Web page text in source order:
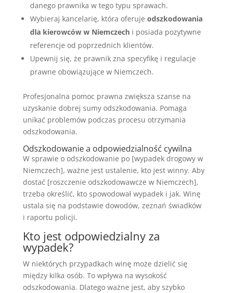
danego prawnika w tego typu sprawach.
Wybieraj kancelarię, która oferuje odszkodowania
dla kierowców w Niemczechi posiada pozytywne
referencje od poprzednich klientów.
Upewnij się, że prawnik zna specyfikę i regulacje
prawne obowiązujące w Niemczech.
Profesjonalna pomoc prawna zwiększa szanse na
uzyskanie dobrej sumy odszkodowania. Pomaga
unikać problemów podczas procesu otrzymania
odszkodowania.
Odszkodowanie a odpowiedzialność cywilna
W sprawie o odszkodowanie po [wypadek drogowy w
Niemczech], ważne jest ustalenie, kto jest winny. Aby
dostać [roszczenie odszkodowawcze w Niemczech],
trzeba określić, kto spowodował wypadek i jak. Winę
ustala się na podstawie dowodów, zeznań świadków
i raportu policji.
Kto jest odpowiedzialny za
wypadek?
W niektórych przypadkach winę może dzielić się
między kilka osób. To wpływa na wysokość
odszkodowania. Dlatego ważne jest, aby szybko